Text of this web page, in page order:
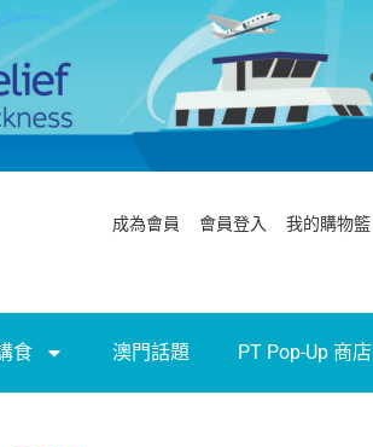
成為會員 會員登入 我的購物籃
食 澳門話題 PT Pop-Up 商店